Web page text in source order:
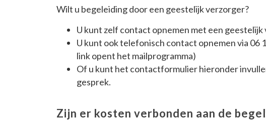
Wilt u begeleiding door een geestelijk verzorger?
U kunt zelf contact opnemen met een
U kunt ook telefonisch contact opnemen via 06
link opent het mailprogramma)
Of u kunt het contactformulier hieronder
gesprek.
Zijn er kosten verbonden aan de